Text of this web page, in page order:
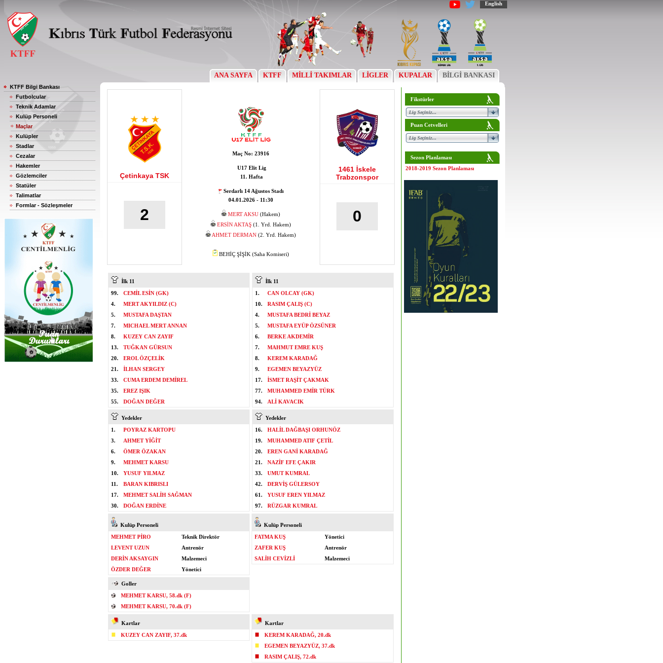
English
ANA SAYFA KTFF MİLLİ TAKIMLAR LİGLER KUPALAR BİLGİ BANKASI
KTFF Bilgi Bankası
Futbolcular
Teknik Adamlar
Kulüp Personeli
Maçlar
Kulüpler
Stadlar
Cezalar
Hakemler
Gözlemciler
Statüler
Talimatlar
Formlar - Sözleşmeler
Çetinkaya TSK
2
Maç No: 23916
U17 Elit Lig
11. Hafta
Serdarlı 14 Ağustos Stadı
04.01.2026 - 11:30
MERT AKSU (Hakem)
ERSİN AKTAŞ (1. Yrd. Hakem)
AHMET DERMAN (2. Yrd. Hakem)
BEHİÇ ŞİŞİK (Saha Komiseri)
1461 İskele
Trabzonspor
0
İlk 11
99.
CEMİL ESİN (GK)
4.
MERT AKYILDIZ (C)
5.
MUSTAFA DAŞTAN
7.
MICHAEL MERT ANNAN
8.
KUZEY CAN ZAYIF
13.
TUĞKAN GÜRSUN
20.
EROL ÖZÇELİK
21.
İLHAN SERGEY
33.
CUMA ERDEM DEMİREL
35.
EREZ IŞIK
55.
DOĞAN DEĞER
İlk 11
1.
CAN OLCAY (GK)
10.
RASIM ÇALIŞ (C)
4.
MUSTAFA BEDRİ BEYAZ
5.
MUSTAFA EYÜP ÖZSÜNER
6.
BERKE AKDEMİR
7.
MAHMUT EMRE KUŞ
8.
KEREM KARADAĞ
9.
EGEMEN BEYAZYÜZ
17.
İSMET RAŞİT ÇAKMAK
77.
MUHAMMED EMİR TÜRK
94.
ALİ KAVACIK
Yedekler
1.
POYRAZ KARTOPU
3.
AHMET YİĞİT
6.
ÖMER ÖZAKAN
9.
MEHMET KARSU
10.
YUSUF YILMAZ
11.
BARAN KIBRISLI
17.
MEHMET SALİH SAĞMAN
30.
DOĞAN ERDİNE
Yedekler
16.
HALİL DAĞBAŞI ORHUNÖZ
19.
MUHAMMED ATIF ÇETİL
20.
EREN GANİ KARADAĞ
21.
NAZİF EFE ÇAKIR
33.
UMUT KUMRAL
42.
DERVİŞ GÜLERSOY
61.
YUSUF EREN YILMAZ
97.
RÜZGAR KUMRAL
Kulüp Personeli
MEHMET PİRO
Teknik Direktör
LEVENT UZUN
Antrenör
DERİN AKSAYGIN
Malzemeci
ÖZDER DEĞER
Yönetici
Kulüp Personeli
FATMA KUŞ
Yönetici
ZAFER KUŞ
Antrenör
SALİH CEVİZLİ
Malzemeci
Goller
MEHMET KARSU, 58.dk (F)
MEHMET KARSU, 70.dk (F)
Kartlar
KUZEY CAN ZAYIF, 37.dk
Kartlar
KEREM KARADAĞ, 20.dk
EGEMEN BEYAZYÜZ, 37.dk
RASIM ÇALIŞ, 72.dk
Fikstürler
Puan Cetvelleri
Sezon Planlaması
2018-2019 Sezon Planlaması